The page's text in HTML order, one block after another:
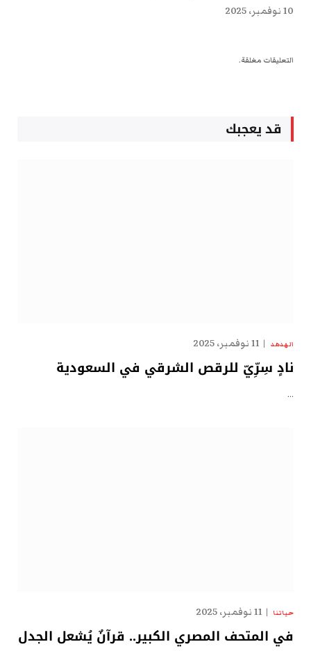
10 نوفمبر، 2025
التعليقات مغلقة.
قد يعجبك
الهدهد 11 نوفمبر، 2025
نادٍ سِرِّيّ للرقص الشرقي في السعودية
…
حياتنا 11 نوفمبر، 2025
في المتحف المصري الكبير.. قرآنٌ يُشعل الجدل